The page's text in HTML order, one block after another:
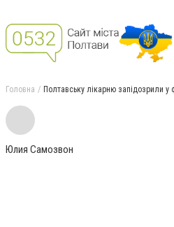
Головна Полтавську лікарню запідозрили у
Юлия Самозвон